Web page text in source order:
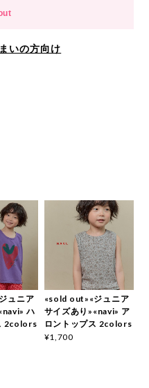
いの方向け
ュニア
ハ
2colors
«sold out»«ジュニア
サイズあり»«navi» ア
ロントップス 2colors
¥1,700